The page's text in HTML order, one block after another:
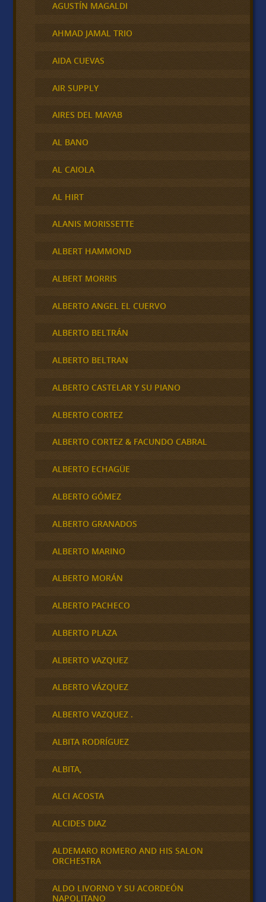
AGUSTÍN MAGALDI
AHMAD JAMAL TRIO
AIDA CUEVAS
AIR SUPPLY
AIRES DEL MAYAB
AL BANO
AL CAIOLA
AL HIRT
ALANIS MORISSETTE
ALBERT HAMMOND
ALBERT MORRIS
ALBERTO ANGEL EL CUERVO
ALBERTO BELTRÁN
ALBERTO BELTRAN
ALBERTO CASTELAR Y SU PIANO
ALBERTO CORTEZ
ALBERTO CORTEZ & FACUNDO CABRAL
ALBERTO ECHAGÜE
ALBERTO GÓMEZ
ALBERTO GRANADOS
ALBERTO MARINO
ALBERTO MORÁN
ALBERTO PACHECO
ALBERTO PLAZA
ALBERTO VAZQUEZ
ALBERTO VÁZQUEZ
ALBERTO VAZQUEZ .
ALBITA RODRÍGUEZ
ALBITA,
ALCI ACOSTA
ALCIDES DIAZ
ALDEMARO ROMERO AND HIS SALON
ORCHESTRA
ALDO LIVORNO Y SU ACORDEÓN
NAPOLITANO